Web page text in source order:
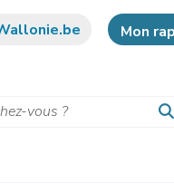
Mon